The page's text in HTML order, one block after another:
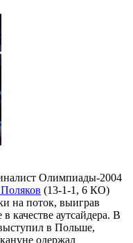
Олимпиады-2004
(13-1-1, 6 КО)
на поток, выиграв
качестве аутсайдера. В
в Польше,
одержал